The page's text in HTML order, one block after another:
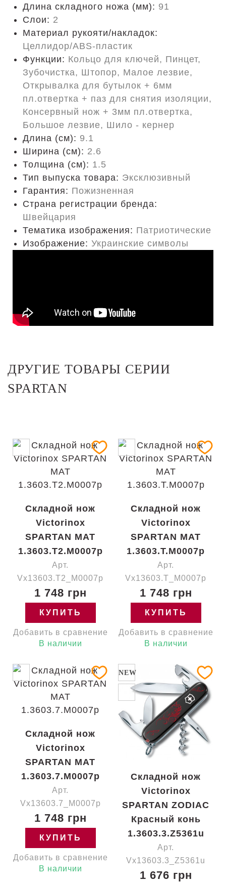
Длина складного ножа (мм): 91
Слои: 2
Материал рукояти/накладок:
Целлидор/ABS-пластик
Функции: Кольцо для ключей, Пинцет,
Зубочистка, Штопор, Малое лезвие,
Открывалка для бутылок + 6мм
пл.отвертка + паз для снятия изоляции,
Консервный нож + 3мм пл.отвертка,
Большое лезвие, Шило - кернер
Длина (cм): 9.1
Ширина (см): 2.6
Толщина (см): 1.5
Тип выпуска товара: Эксклюзивный
Гарантия: Пожизненная
Страна регистрации бренда:
Швейцария
Тематика изображения: Патриотические
Изображение: Украинские символы
ДРУГИЕ ТОВАРЫ СЕРИИ
SPARTAN
Складной нож
Victorinox
SPARTAN MAT
1.3603.T2.M0007p
Арт.
Vx13603.T2_M0007p
1 748 грн
КУПИТЬ
Добавить в сравнение
В наличии
Складной нож
Victorinox
SPARTAN MAT
1.3603.T.M0007p
Арт.
Vx13603.T_M0007p
1 748 грн
КУПИТЬ
Добавить в сравнение
В наличии
Складной нож
Victorinox
SPARTAN MAT
1.3603.7.M0007p
Арт.
Vx13603.7_M0007p
1 748 грн
КУПИТЬ
Добавить в сравнение
В наличии
NEW
Складной нож
Victorinox
SPARTAN ZODIAC
Красный конь
1.3603.3.Z5361u
Арт.
Vx13603.3_Z5361u
1 676 грн